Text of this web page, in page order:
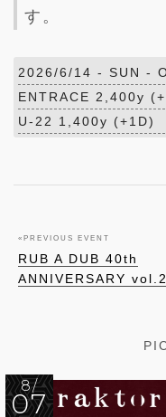
す。
2026/6/14 - SUN -
ENTRACE 2,400y
U-22 1,400y (+1D)
« PREVIOUS EVENT
RUB A DUB 40th
ANNIVERSARY vol.2
8/
07